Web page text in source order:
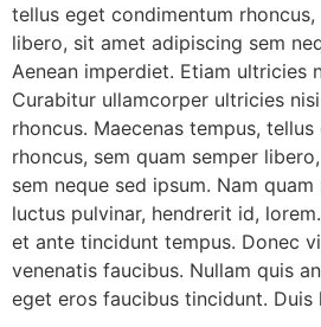
tellus eget condimentum
libero, sit amet adipiscing sem
Aenean imperdiet. Etiam ultricies
Curabitur ullamcorper ultricies
rhoncus. Maecenas tempus,
rhoncus, sem quam semper
sem neque sed ipsum. Nam
luctus pulvinar, hendrerit id,
et ante tincidunt tempus. Donec
venenatis faucibus. Nullam quis
eget eros faucibus tincidunt. Duis